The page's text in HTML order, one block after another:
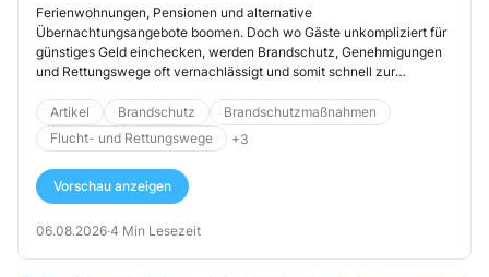
Ferienwohnungen, Pensionen und alternative
Übernachtungsangebote boomen. Doch wo Gäste unkompliziert für
günstiges Geld einchecken, werden Brandschutz, Genehmigungen
und Rettungswege oft vernachlässigt und somit schnell zur
Bränden sind nicht nur Menschenleben in Gefahr, sondern es drohen
auch persönliche Haftung, hohe Bußgelder und strafrechtliche
Konsequenzen.
Artikel Brandschutz
Brandschutzmaßnahmen
Flucht- und Rettungswege
+3
Vorschau anzeigen
06.08.2026·4 Min Lesezeit